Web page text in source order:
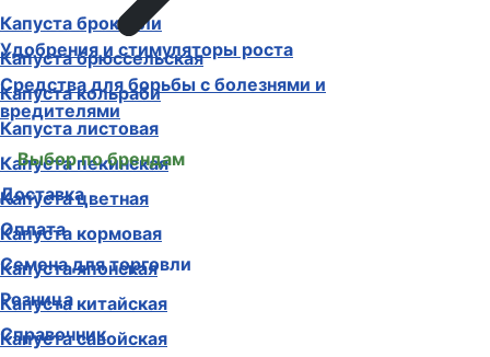
Капуста брокколи
Капуста брюссельская
Капуста кольраби
Капуста листовая
Капуста пекинская
Капуста цветная
Капуста кормовая
Капуста японская
Капуста китайская
Капуста савойская
Удобрения и стимуляторы роста
Средства для борьбы с болезнями и
вредителями
Выбор по брендам
Доставка
Оплата
Семена для торговли
Розница
Справочник